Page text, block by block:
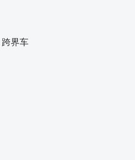
跨界车